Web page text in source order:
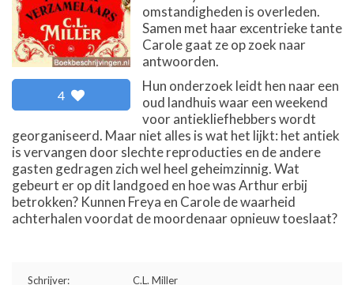
4
omstandigheden is overleden.
Samen met haar excentrieke tante
Carole gaat ze op zoek naar
antwoorden.
Hun onderzoek leidt hen naar een
oud landhuis waar een weekend
voor antiekliefhebbers wordt
georganiseerd. Maar niet alles is wat het lijkt: het antiek
is vervangen door slechte reproducties en de andere
gasten gedragen zich wel heel geheimzinnig. Wat
gebeurt er op dit landgoed en hoe was Arthur erbij
betrokken? Kunnen Freya en Carole de waarheid
achterhalen voordat de moordenaar opnieuw toeslaat?
Schrijver:
C.L. Miller